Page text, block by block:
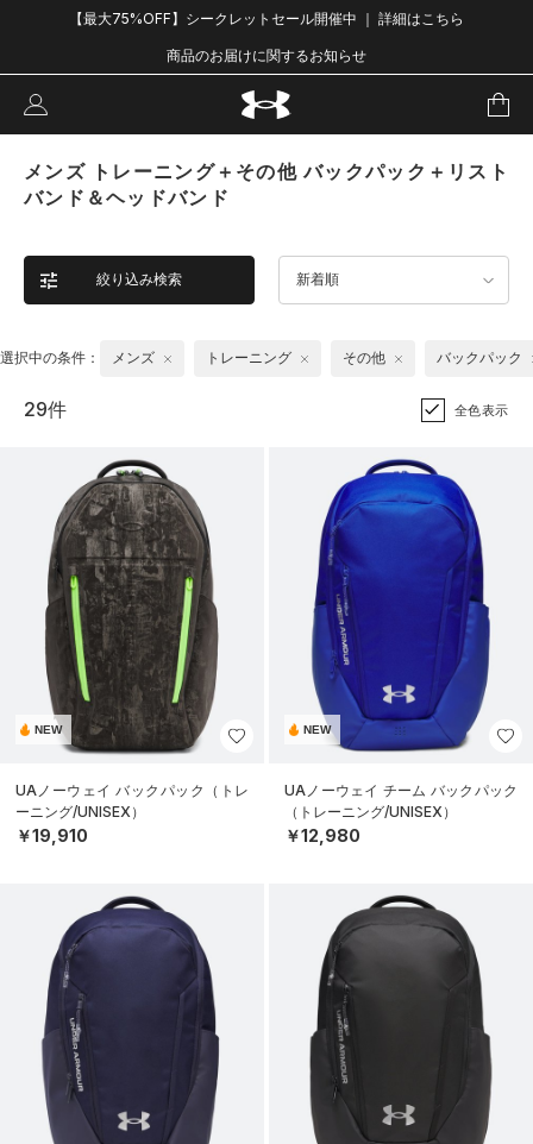
【最大75%OFF】シークレットセール開催中 ｜ 詳細はこちら
商品のお届けに関するお知らせ
メンズ トレーニング＋その他 バックパック＋リスト
バンド＆ヘッドバンド
絞り込み検索 新着順
選択中の条件： メンズ トレーニング その他 バックパック
29件 全色表示
NEW
UAノーウェイ バックパック（トレ
ーニング/UNISEX）
￥19,910
NEW
UAノーウェイ チーム バックパック
（トレーニング/UNISEX）
￥12,980